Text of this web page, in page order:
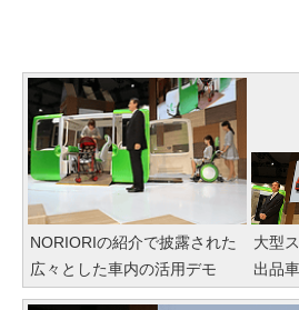
NORIORIの紹介で披露された
広々とした車内の活用デモ
大型
出品